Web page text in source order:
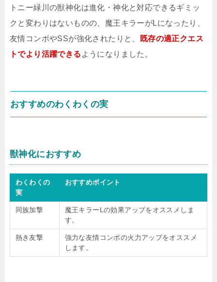
トニー緑川の獣神化は進化・神化と対応できるギミッ
クと変わりはないものの、魔王キラーがLになったり、
友情コンボやSSが強化されたりと、
既存の適正クエス
トでより活躍できる ようになりました。
おすすめのわくわくの実
獣神化におすすめ
わくわくの
実
おすすめポイント
同族加撃
魔王キラーLの効果アップをオススメしま
す。
熱き友撃
強力な友情コンボの火力アップをオススメ
します。